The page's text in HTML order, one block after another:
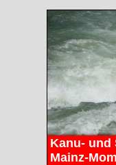
Kanu- und
Mainz-